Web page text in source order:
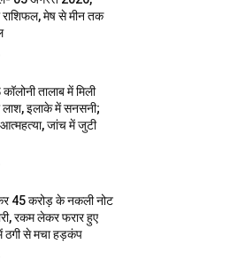
मेष से मीन तक
तालाब में मिली
लाश, इलाके में सनसनी;
आत्महत्या, जांच में जुटी
45 करोड़ के नकली नोट
रकम लेकर फरार हुए
ठगी से मचा हड़कंप